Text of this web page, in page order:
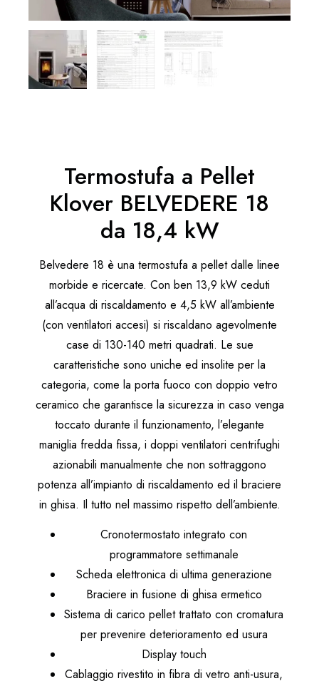
Termostufa a Pellet
Klover BELVEDERE 18
da 18,4 kW
Belvedere 18 è una termostufa a pellet dalle linee
morbide e ricercate. Con ben 13,9 kW ceduti
all’acqua di riscaldamento e 4,5 kW all’ambiente
(con ventilatori accesi) si riscaldano agevolmente
case di 130-140 metri quadrati. Le sue
caratteristiche sono uniche ed insolite per la
categoria, come la porta fuoco con doppio vetro
ceramico che garantisce la sicurezza in caso venga
toccato durante il funzionamento, l’elegante
maniglia fredda fissa, i doppi ventilatori centrifughi
azionabili manualmente che non sottraggono
potenza all’impianto di riscaldamento ed il braciere
in ghisa. Il tutto nel massimo rispetto dell’ambiente.
Cronotermostato integrato con
programmatore settimanale
Scheda elettronica di ultima generazione
Braciere in fusione di ghisa ermetico
Sistema di carico pellet trattato con cromatura
per prevenire deterioramento ed usura
Display touch
Cablaggio rivestito in fibra di vetro anti-usura,